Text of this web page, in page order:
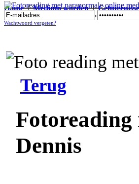
Home|Medium worden|
Fotoreading met paranormale online medium Andwello Dennis
Wachtwoord vergeten?
Terug
Dennis